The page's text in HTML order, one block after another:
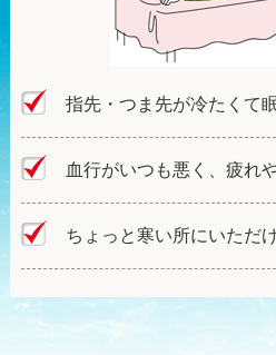
指先・つま先が冷たくて
血行がいつも悪く、疲れ
ちょっと寒い所にいただ